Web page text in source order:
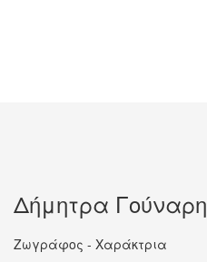
Δήμητρα Γούναρη
Ζωγράφος - Χαράκτρια